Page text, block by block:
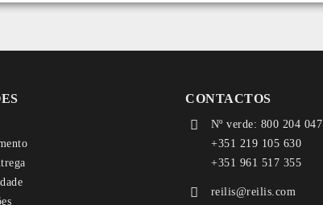
CONTACTOS
Nº verde: 800 204 047
+351 219 105 630
+351 961 517 355
reilis@reilis.com